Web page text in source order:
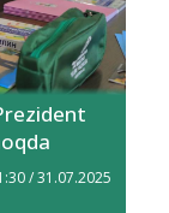
/ 31.07.2025